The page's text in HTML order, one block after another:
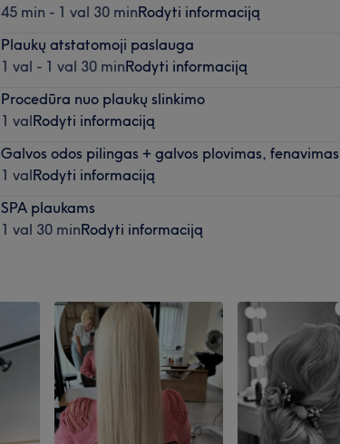
45 min - 1 val 30 minRodyti informaciją
Plaukų atstatomoji paslauga
1 val - 1 val 30 minRodyti informaciją
Procedūra nuo plaukų slinkimo
1 valRodyti informaciją
Galvos odos pilingas + galvos plovimas, fenavimas
1 valRodyti informaciją
SPA plaukams
1 val 30 minRodyti informaciją